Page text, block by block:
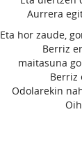
Aurrera
Eta hor zaude,
Berriz
maitasuna
Berriz
Odolarekin